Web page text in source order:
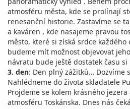
atmosféru města, kde se prolínají
renesanční historie. Zastavíme se
a kaváren , kde nasajeme pravou
město, které si získá srdce každého
budeme mít možnost objevovat
návratu bude ještě dostatek času
3. den: Den plný zážitků… Dozvíme
Nahlédneme do života skladatele
Projdeme se kolem krásného
atmosféru Toskánska. Dnes nás